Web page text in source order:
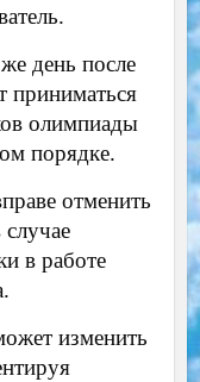
день после
приниматься
олимпиады
порядке.
отменить
в работе
изменить